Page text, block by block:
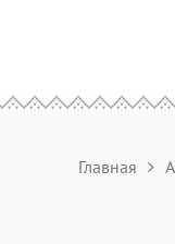
Главная